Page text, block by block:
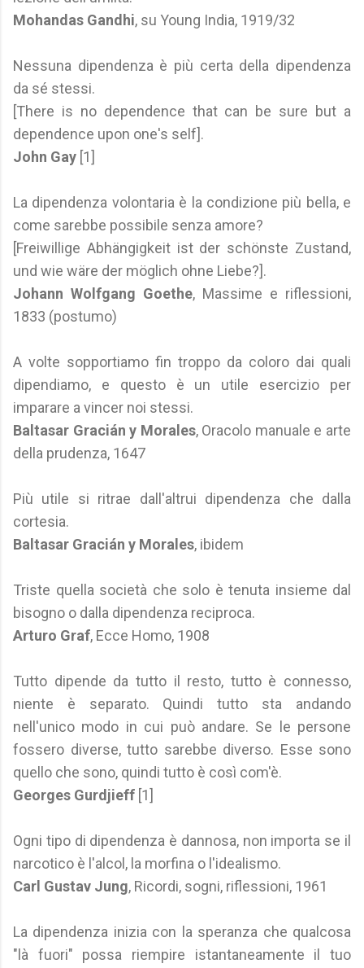
Mohandas Gandhi, su Young India, 1919/32
Nessuna dipendenza è più certa della dipendenza
da sé stessi.
[There is no dependence that can be sure but a
dependence upon one's self].
John Gay [1]
La dipendenza volontaria è la condizione più bella, e
come sarebbe possibile senza amore?
[Freiwillige Abhängigkeit ist der schönste Zustand,
und wie wäre der möglich ohne Liebe?].
Johann Wolfgang Goethe, Massime e riflessioni,
1833 (postumo)
A volte sopportiamo fin troppo da coloro dai quali
dipendiamo, e questo è un utile esercizio per
imparare a vincer noi stessi.
Baltasar Gracián y Morales, Oracolo manuale e arte
della prudenza, 1647
Più utile si ritrae dall'altrui dipendenza che dalla
cortesia.
Baltasar Gracián y Morales, ibidem
Triste quella società che solo è tenuta insieme dal
bisogno o dalla dipendenza reciproca.
Arturo Graf, Ecce Homo, 1908
Tutto dipende da tutto il resto, tutto è connesso,
niente è separato. Quindi tutto sta andando
nell'unico modo in cui può andare. Se le persone
fossero diverse, tutto sarebbe diverso. Esse sono
quello che sono, quindi tutto è così com'è.
Georges Gurdjieff [1]
Ogni tipo di dipendenza è dannosa, non importa se il
narcotico è l'alcol, la morfina o l'idealismo.
Carl Gustav Jung, Ricordi, sogni, riflessioni, 1961
La dipendenza inizia con la speranza che qualcosa
"là fuori" possa riempire istantaneamente il tuo